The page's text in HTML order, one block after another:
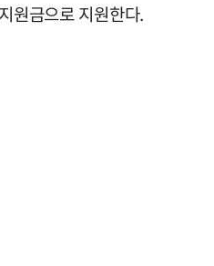
원금으로 지원한다.